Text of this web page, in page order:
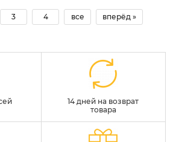
3 4 все вперёд »
14 дней на возврат
товара